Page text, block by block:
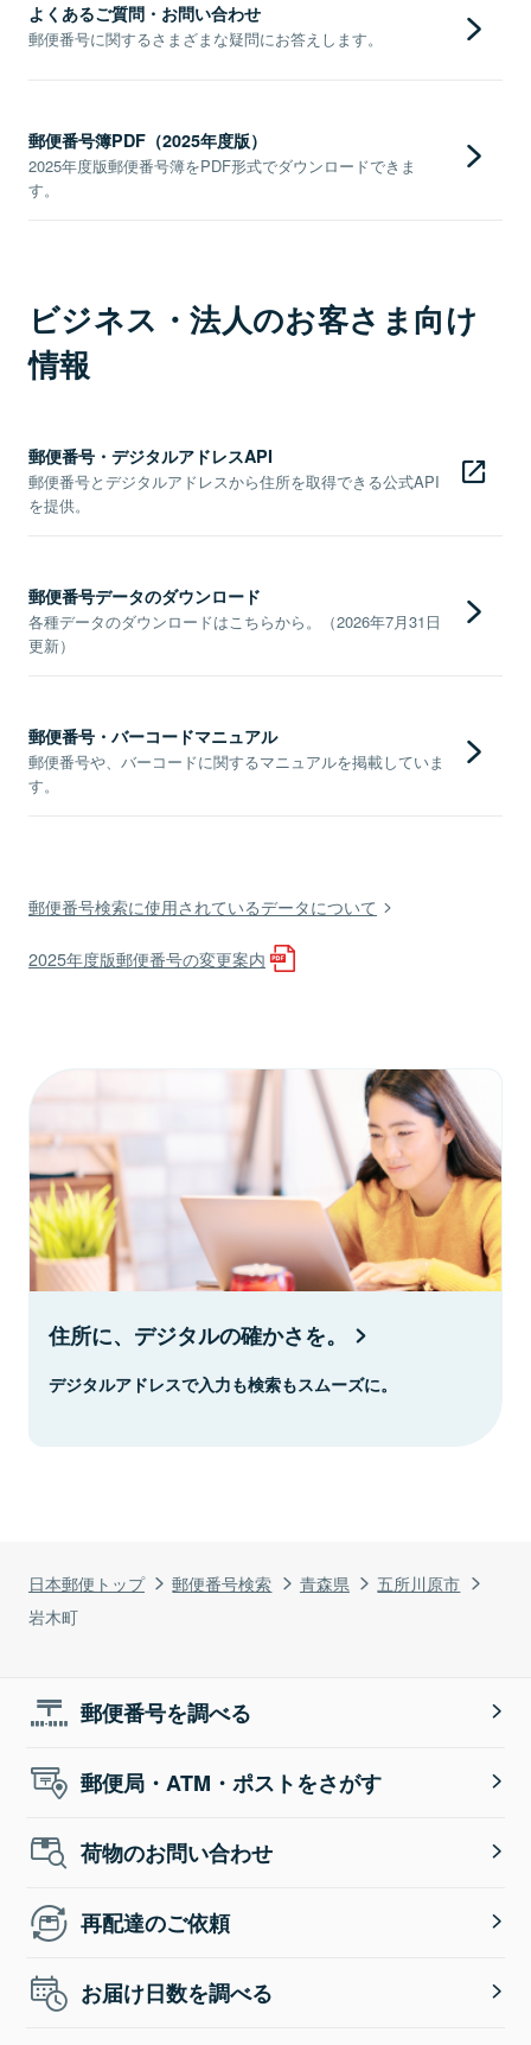
日本郵便トップ 郵便番号検索 青森県
五所川原市
岩木町
よくあるご質問・お問い合わせ
郵便番号に関するさまざまな疑問にお答えします。
郵便番号簿PDF（2025年度版）
2025年度版郵便番号簿をPDF形式でダウンロードできま
す。
ビジネス・法人のお客さま向け
情報
郵便番号・デジタルアドレスAPI
郵便番号とデジタルアドレスから住所を取得できる公式API
を提供。
郵便番号データのダウンロード
各種データのダウンロードはこちらから。（2026年7月31日
更新）
郵便番号・バーコードマニュアル
郵便番号や、バーコードに関するマニュアルを掲載していま
す。
郵便番号検索に使用されているデータについて
2025年度版郵便番号の変更案内
住所に、デジタルの確かさを。
デジタルアドレスで入力も検索もスムーズに。
郵便番号を調べる
郵便局・ATM・ポストをさがす
荷物のお問い合わせ
再配達のご依頼
お届け日数を調べる